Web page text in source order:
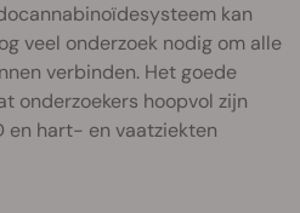
kan
veel onderzoek nodig om alle
verbinden. Het goede
onderzoekers hoopvol zijn
en hart- en vaatziekten